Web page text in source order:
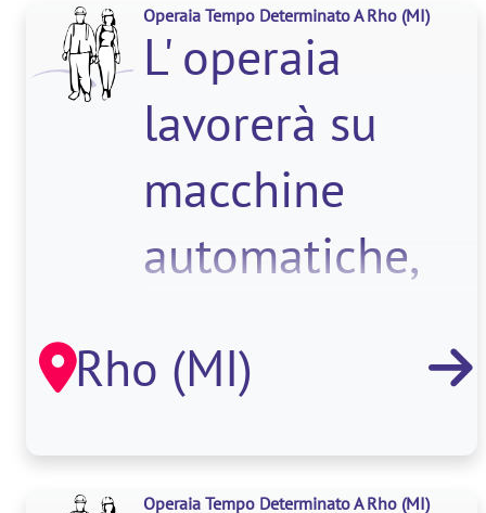
Operaia Tempo Determinato A Rho (MI)
L' operaia
lavorerà su
macchine
automatiche,
merce sulla
stessa,
Rho (MI)
Operaia Tempo Determinato A Rho (MI)